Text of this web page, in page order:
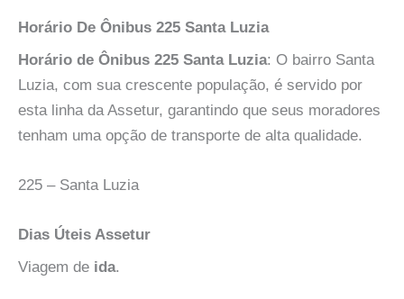
Horário De Ônibus 225 Santa Luzia
Horário de Ônibus 225 Santa Luzia: O bairro Santa
Luzia, com sua crescente população, é servido por
esta linha da Assetur, garantindo que seus moradores
tenham uma opção de transporte de alta qualidade.
225 – Santa Luzia
Dias Úteis Assetur
Viagem de ida.